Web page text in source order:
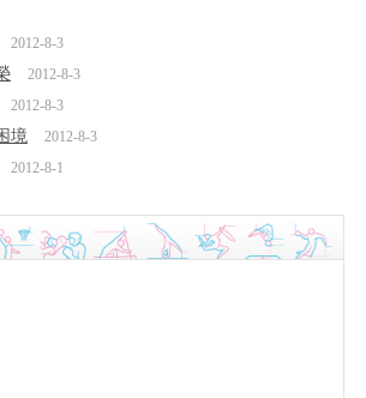
2012-8-3
2012-8-3
2012-8-3
境 2012-8-3
2012-8-1